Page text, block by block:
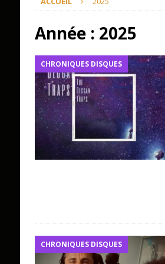
Année : 2025
CHRONIQUES DISQUES
CHRONIQUES DISQUES